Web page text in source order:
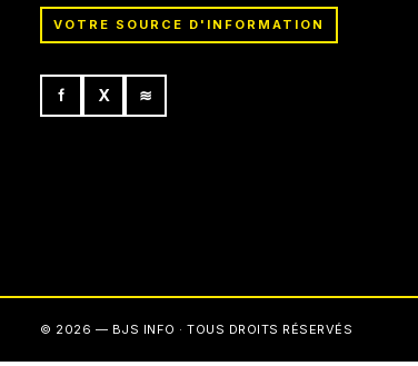
VOTRE SOURCE D'INFORMATION
f X ≋
© 2026 — BJS INFO · TOUS DROITS RÉSERVÉS